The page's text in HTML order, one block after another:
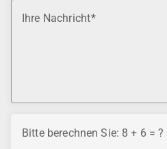
Ihre Nachricht
Bitte berechnen Sie: 8 + 6 = ?